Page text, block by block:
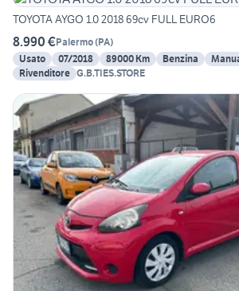
TOYOTA AYGO 1.0 2018 69cv FULL EURO6
8.990 €Palermo(PA)
Usato
07/2018 89000 Km Benzina
Rivenditore G.B.TIES.STORE